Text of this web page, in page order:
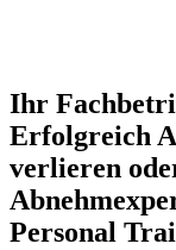
Ihr
Erfolgreich
verlieren
Personal